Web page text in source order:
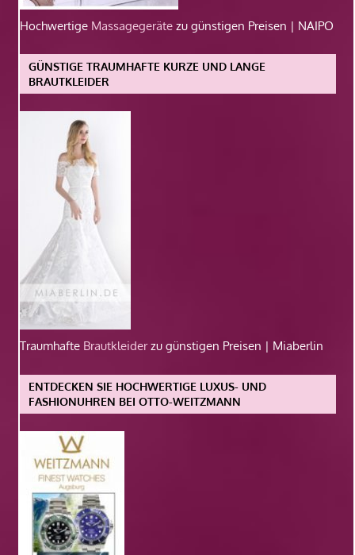
Hochwertige Massagegeräte zu günstigen Preisen | NAIPO
GÜNSTIGE TRAUMHAFTE KURZE UND LANGE
BRAUTKLEIDER
Traumhafte Brautkleiderzu günstigen Preisen | Miaberlin
ENTDECKEN SIE HOCHWERTIGE LUXUS- UND
FASHIONUHREN BEI OTTO-WEITZMANN